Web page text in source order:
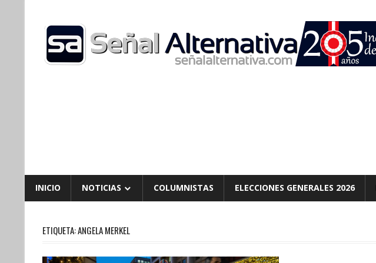
content
INICIO NOTICIAS COLUMNISTAS ELECCIONES GENERALES 2026
ETIQUETA:ANGELA MERKEL